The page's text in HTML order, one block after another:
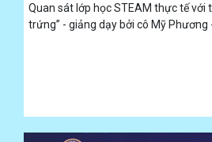
Quan sát lớp học STEAM thực tế với
trứng” - giảng dạy bởi cô Mỹ Phương